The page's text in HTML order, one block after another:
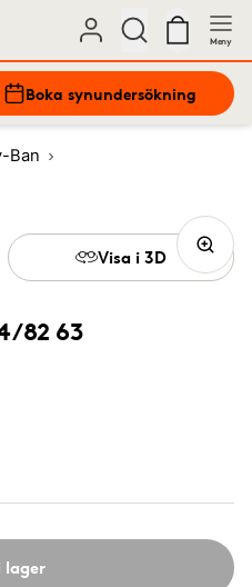
Meny
Boka synundersökning
Ban
82 63
lager
Visa i 3D